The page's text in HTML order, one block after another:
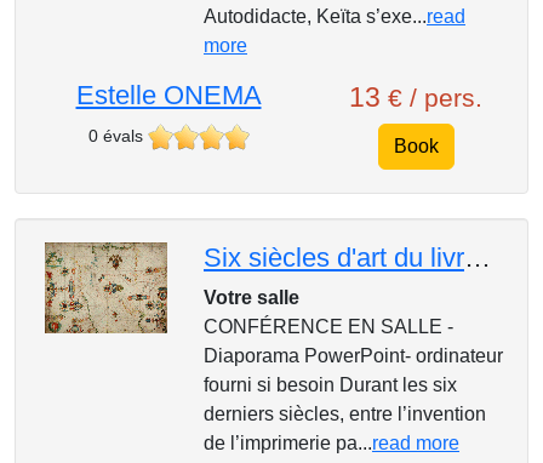
Autodidacte, Keïta s’exe...read
more
Estelle ONEMA
0 évals
13 € / pers.
Book
Six siècles d'art du livre - de l'incunable au livre d'artiste CONFÉRENCE EN SALLE
Votre salle
CONFÉRENCE EN SALLE -
Diaporama PowerPoint- ordinateur
fourni si besoin Durant les six
derniers siècles, entre l’invention
de l’imprimerie pa...read more